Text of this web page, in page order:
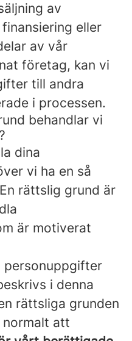
av
eller
av vår
företag, kan vi
till andra
i processen.
behandlar vi
dina
vi ha en så
rättslig grund är
är motiverat
personuppgifter
i denna
rättsliga grunden
att